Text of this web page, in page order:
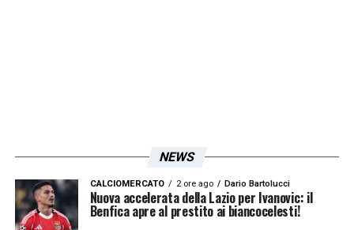
NEWS
CALCIOMERCATO 2 ore ago Dario Bartolucci
Nuova accelerata della Lazio per Ivanovic: il
Benfica apre al prestito ai biancocelesti!